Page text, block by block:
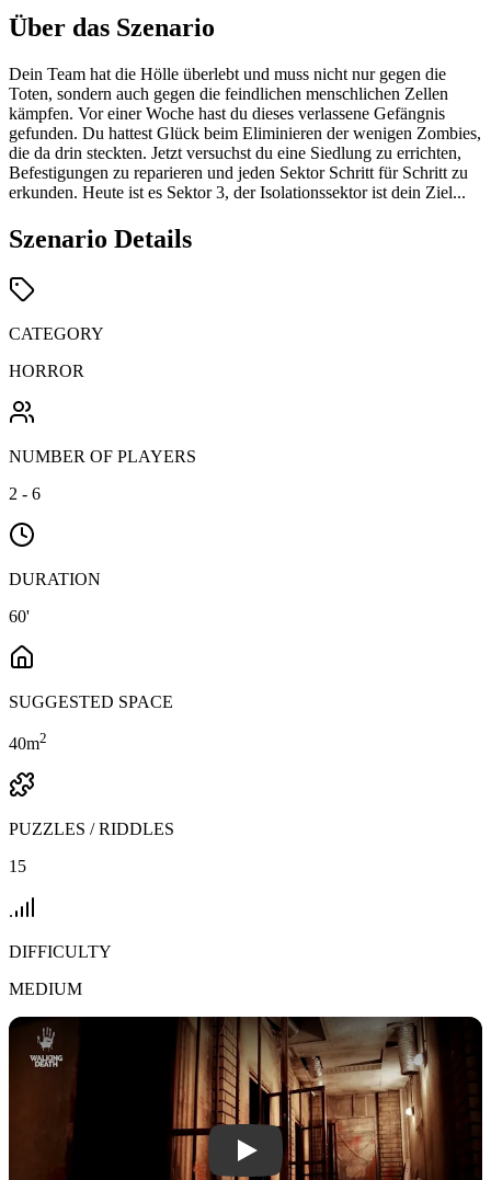
Über das Szenario
Dein Team hat die Hölle überlebt und muss nicht nur gegen die
Toten, sondern auch gegen die feindlichen menschlichen Zellen
kämpfen. Vor einer Woche hast du dieses verlassene Gefängnis
gefunden. Du hattest Glück beim Eliminieren der wenigen Zombies,
die da drin steckten. Jetzt versuchst du eine Siedlung zu errichten,
Befestigungen zu reparieren und jeden Sektor Schritt für Schritt zu
erkunden. Heute ist es Sektor 3, der Isolationssektor ist dein Ziel...
Szenario Details
CATEGORY
HORROR
NUMBER OF PLAYERS
2 - 6
DURATION
60'
SUGGESTED SPACE
40m2
PUZZLES / RIDDLES
15
DIFFICULTY
MEDIUM
Play Walking Death video